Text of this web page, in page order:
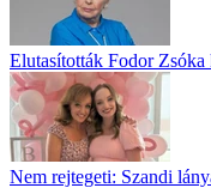
Elutasították Fodor
Nem rejtegeti: Szandi